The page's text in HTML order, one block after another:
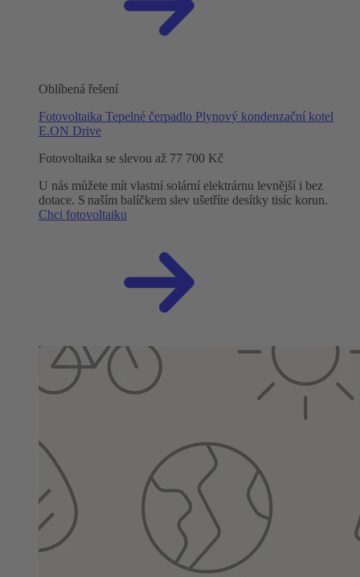
Oblíbená řešení
Fotovoltaika Tepelné čerpadlo Plynový kondenzační kotel
E.ON Drive
Fotovoltaika se slevou až 77 700 Kč
U nás můžete mít vlastní solární elektrárnu levnější i bez
dotace. S naším balíčkem slev ušetříte desítky tisíc korun.
Chci fotovoltaiku